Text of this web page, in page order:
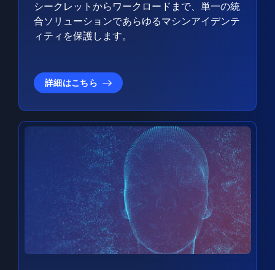
シークレットからワークロードまで、単一の統
合ソリューションであらゆるマシンアイデンテ
ィティを保護します。
詳細はこちら